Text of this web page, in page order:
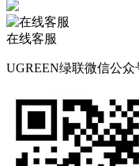
在线客服
UGREEN绿联微信公众